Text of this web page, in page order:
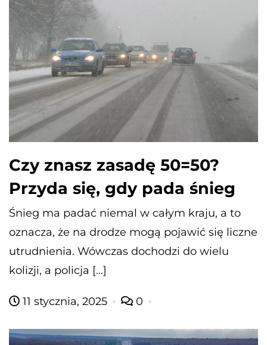
Czy znasz zasadę 50=50?
Przyda się, gdy pada śnieg
Śnieg ma padać niemal w całym kraju, a to
oznacza, że na drodze mogą pojawić się liczne
utrudnienia. Wówczas dochodzi do wielu
kolizji, a policja […]
11 stycznia, 2025 0